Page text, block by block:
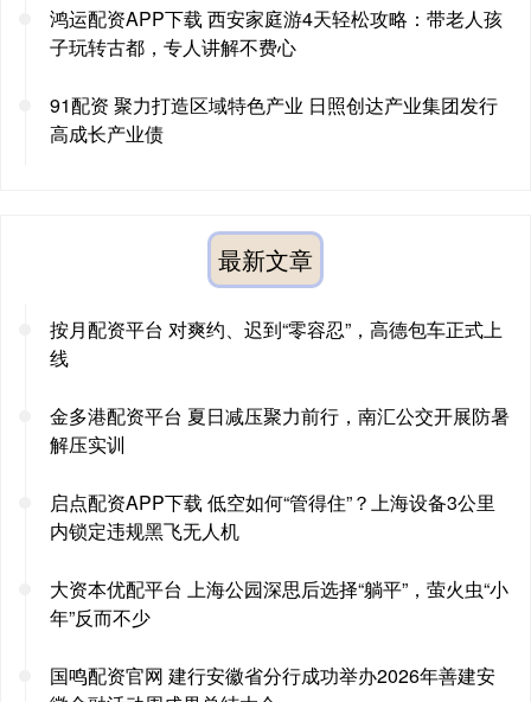
鸿运配资APP下载 西安家庭游4天轻松攻略：带老人孩
子玩转古都，专人讲解不费心
91配资 聚力打造区域特色产业 日照创达产业集团发行
高成长产业债
最新文章
按月配资平台 对爽约、迟到“零容忍”，高德包车正式上
线
金多港配资平台 夏日减压聚力前行，南汇公交开展防暑
解压实训
启点配资APP下载 低空如何“管得住”？上海设备3公里
内锁定违规黑飞无人机
大资本优配平台 上海公园深思后选择“躺平”，萤火虫“小
年”反而不少
国鸣配资官网 建行安徽省分行成功举办2026年善建安